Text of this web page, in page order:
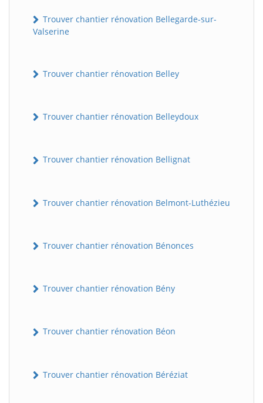
Trouver chantier rénovation Bellegarde-sur-
Valserine
Trouver chantier rénovation Belley
Trouver chantier rénovation Belleydoux
Trouver chantier rénovation Bellignat
Trouver chantier rénovation Belmont-Luthézieu
Trouver chantier rénovation Bénonces
Trouver chantier rénovation Bény
Trouver chantier rénovation Béon
Trouver chantier rénovation Béréziat